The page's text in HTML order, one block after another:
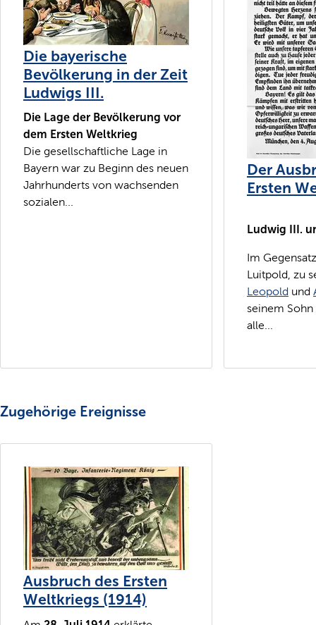
Die bayerische
Bevölkerung in der Zeit
Ludwigs III.
Die Lage der Bevölkerung vor
dem Ersten Weltkrieg
Die gesellschaftliche Lage in
Bayern war zu Beginn des neuen
Jahrhunderts von wachsenden
sozialen...
Der
Ersten
Ludwig III.
Im
Luitpold, zu
Leopold und
seinem Sohn
alle...
Zugehörige Ereignisse
Ausbruch des Ersten
Weltkriegs (1914)